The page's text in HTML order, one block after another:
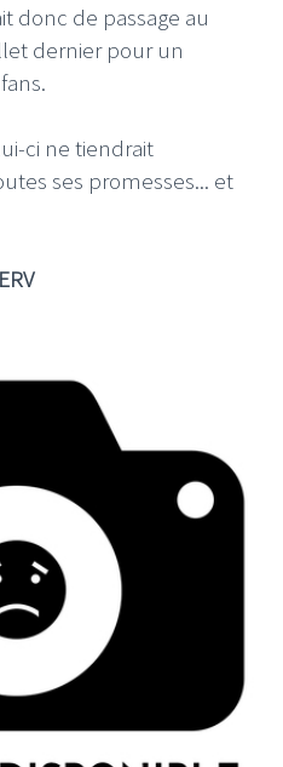
donc de passage au
dernier pour un
ci ne tiendrait
ses promesses... et